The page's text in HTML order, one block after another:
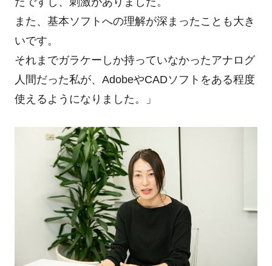
また、基本ソフトへの理解が深まったことも大き
いです。
それまでガラケーしか持っていなかったアナログ
人間だった私が、 AdobeやCADソフトをある程度
使えるようになりました。」